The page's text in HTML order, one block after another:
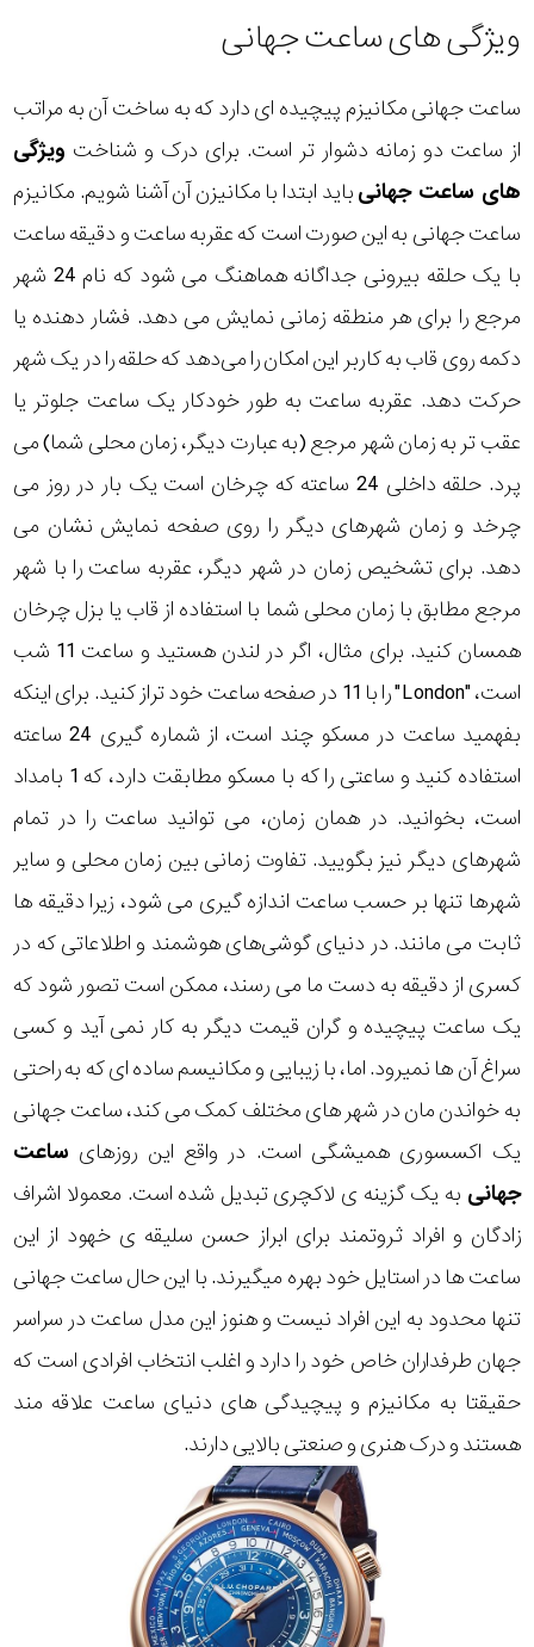
ویژگی های ساعت جهانی
ساعت جهانی مکانیزم پیچیده ای دارد که به ساخت آن به مراتب
از ساعت دو زمانه دشوار تر است. برای درک و شناخت ویژگی
های ساعت جهانیباید ابتدا با مکانیزن آن آشنا شویم. مکانیزم
ساعت جهانی به این صورت است که عقربه ساعت و دقیقه ساعت
با یک حلقه بیرونی جداگانه هماهنگ می شود که نام 24 شهر
مرجع را برای هر منطقه زمانی نمایش می دهد. فشار دهنده یا
دکمه روی قاب به کاربر این امکان را می‌دهد که حلقه را در یک شهر
حرکت دهد. عقربه ساعت به طور خودکار یک ساعت جلوتر یا
عقب تر به زمان شهر مرجع (به عبارت دیگر، زمان محلی شما) می
پرد. حلقه داخلی 24 ساعته که چرخان است یک بار در روز می
چرخد و زمان شهرهای دیگر را روی صفحه نمایش نشان می
دهد. برای تشخیص زمان در شهر دیگر، عقربه ساعت را با شهر
مرجع مطابق با زمان محلی شما با استفاده از قاب یا بزل چرخان
همسان کنید. برای مثال، اگر در لندن هستید و ساعت 11 شب
است، "London" را با 11 در صفحه ساعت خود تراز کنید. برای اینکه
بفهمید ساعت در مسکو چند است، از شماره گیری 24 ساعته
استفاده کنید و ساعتی را که با مسکو مطابقت دارد، که 1 بامداد
است، بخوانید. در همان زمان، می توانید ساعت را در تمام
شهرهای دیگر نیز بگویید. تفاوت زمانی بین زمان محلی و سایر
شهرها تنها بر حسب ساعت اندازه گیری می شود، زیرا دقیقه ها
ثابت می مانند. در دنیای گوشی‌های هوشمند و اطلاعاتی که در
کسری از دقیقه به دست ما می رسند، ممکن است تصور شود که
یک ساعت پیچیده و گران قیمت دیگر به کار نمی آید و کسی
سراغ آن ها نمیرود. اما، با زیبایی و مکانیسم ساده ای که به راحتی
به خواندن مان در شهر های مختلف کمک می کند، ساعت جهانی
یک اکسسوری همیشگی است. در واقع این روزهای ساعت
جهانی به یک گزینه ی لاکچری تبدیل شده است. معمولا اشراف
زادگان و افراد ثروتمند برای ابراز حسن سلیقه ی خهود از این
ساعت ها در استایل خود بهره میگیرند. با این حال ساعت جهانی
تنها محدود به این افراد نیست و هنوز این مدل ساعت در سراسر
جهان طرفداران خاص خود را دارد و اغلب انتخاب افرادی است که
حقیقتا به مکانیزم و پیچیدگی های دنیای ساعت علاقه مند
هستند و درک هنری و صنعتی بالایی دارند.